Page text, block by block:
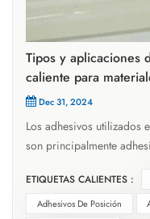
Tipos y aplicaciones
caliente para
Dec 31, 2024
Los adhesivos utilizados
son principalmente
fundido, puede
unión rápida aplicando
ETIQUETAS CALIENTES :
Adhesivos De Posición